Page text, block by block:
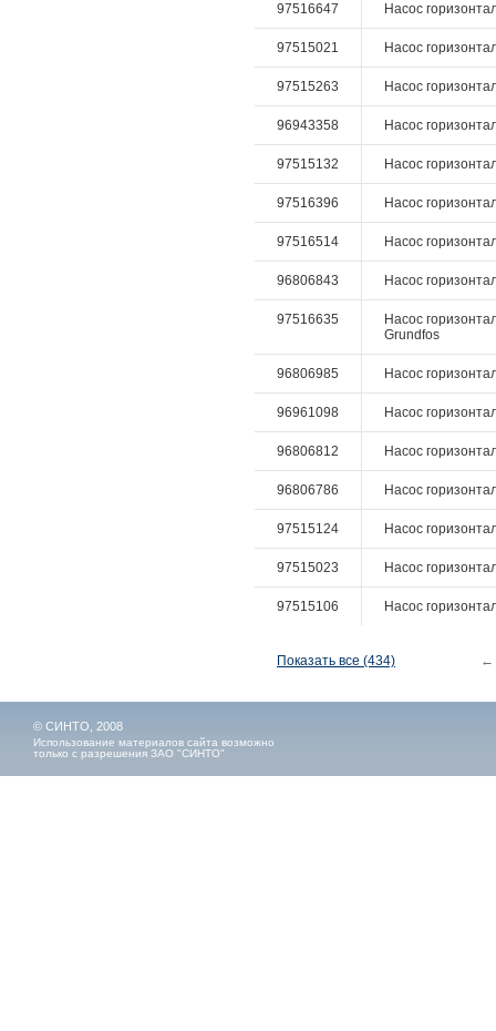
97516647 Насос
97515021 Насос
97515263 Насос
96943358 Насос
97515132 Насос
97516396 Насос
97516514 Насос
96806843 Насос
97516635
Насос
Grundfos
96806985 Насос
96961098 Насос
96806812 Насос
96806786 Насос
97515124 Насос
97515023 Насос
97515106 Насос
Показать все (434) ←
© СИНТО, 2008
Использование материалов сайта возможно
только с разрешения ЗАО "СИНТО"